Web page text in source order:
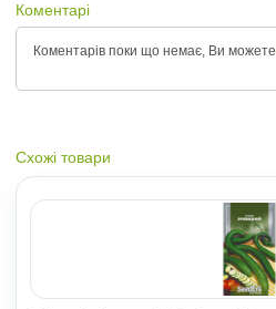
Коментарі
Коментарів поки що немає, Ви можете
Схожі товари